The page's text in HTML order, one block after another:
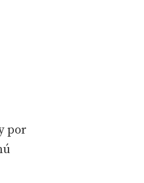
por